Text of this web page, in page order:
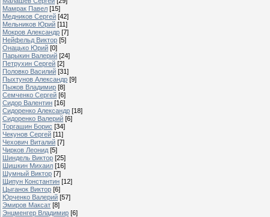
Мамрак Павел [15]
Медников Сергей [42]
Мельников Юрий [11]
Мокров Александр [7]
Нейфельд Виктор [5]
Онацько Юрий [0]
Парыкин Валерий [24]
Петрухин Сергей [2]
Половко Василий [31]
Пыхтунов Александр [9]
Пыжов Владимир [8]
Семченко Сергей [6]
Сидор Валентин [16]
Сидоренко Александр [18]
Сидоренко Валерий [6]
Торгашин Борис [34]
Чекунов Сергей [11]
Чехович Виталий [7]
Чирков Леонид [5]
Шиндель Виктор [25]
Шишкин Михаил [16]
Шумный Виктор [7]
Щипун Константин [12]
Цыганок Виктор [6]
Юрченко Валерий [57]
Эмиров Максат [8]
Энцменгер Владимир [6]